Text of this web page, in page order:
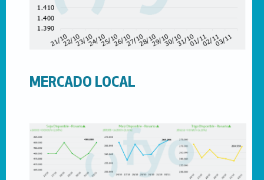
MERCADO LOCAL